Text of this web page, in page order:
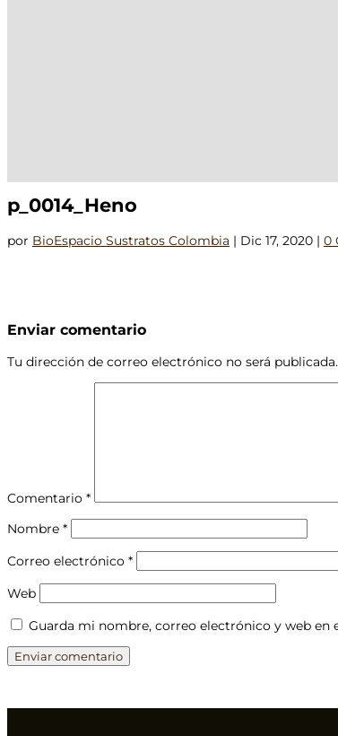
p_0014_Heno
por BioEspacio Sustratos Colombia | Dic 17, 2020 | 0
Enviar comentario
Tu dirección de correo electrónico no será publicada.
Comentario *
Nombre *
Correo electrónico *
Web
Guarda mi nombre, correo electrónico y web en